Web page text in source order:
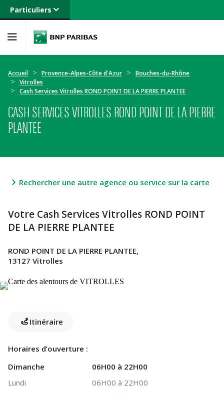
Particuliers
Banque privée
Entreprises
Accueil Provence-Alpes-Côte d'Azur
Bouches-du-Rhône
Vitrolles
Cash Services Vitrolles ROND POINT DE LA PIERRE PLANTEE
CASH SERVICES VITROLLES ROND POINT DE LA PIERRE
PLANTEE
Rechercher une autre agence ou service sur la carte
Votre Cash Services Vitrolles ROND POINT
DE LA PIERRE PLANTEE
ROND POINT DE LA PIERRE PLANTEE,
13127 Vitrolles
Itinéraire
Horaires d’ouverture :
Dimanche
06H00 à 22H00
Lundi
06H00 à 22H00